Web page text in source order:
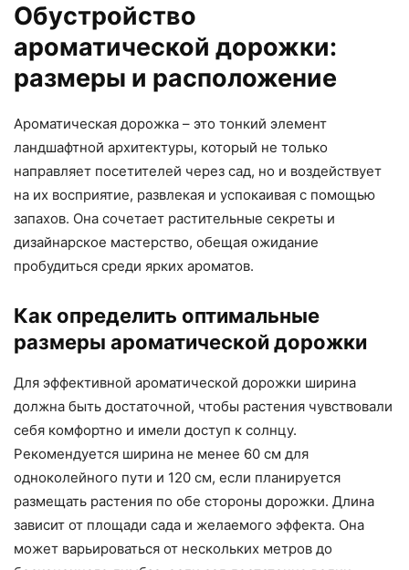
Обустройство
ароматической дорожки:
размеры и расположение
Ароматическая дорожка – это тонкий элемент
ландшафтной архитектуры, который не только
направляет посетителей через сад, но и воздействует
на их восприятие, развлекая и успокаивая с помощью
запахов. Она сочетает растительные секреты и
дизайнарское мастерство, обещая ожидание
пробудиться среди ярких ароматов.
Как определить оптимальные
размеры ароматической дорожки
Для эффективной ароматической дорожки ширина
должна быть достаточной, чтобы растения чувствовали
себя комфортно и имели доступ к солнцу.
Рекомендуется ширина не менее 60 см для
одноколейного пути и 120 см, если планируется
размещать растения по обе стороны дорожки. Длина
зависит от площади сада и желаемого эффекта. Она
может варьироваться от нескольких метров до